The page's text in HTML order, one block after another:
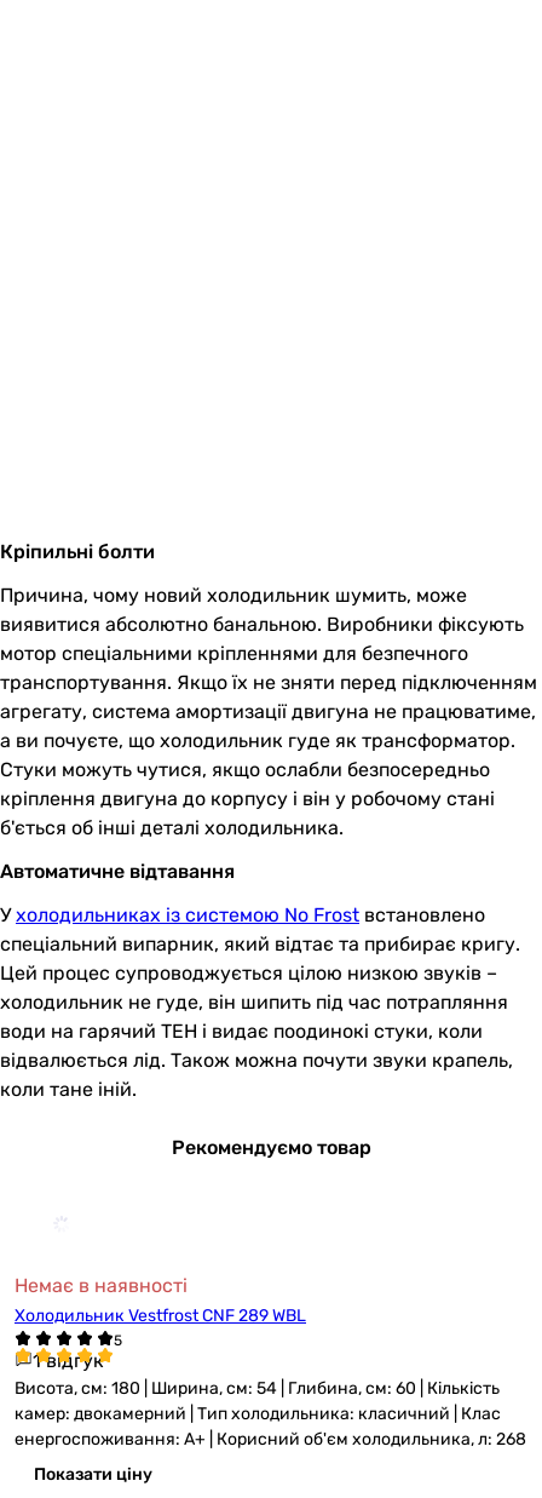
Кріпильні болти
Причина, чому новий холодильник шумить, може
виявитися абсолютно банальною. Виробники фіксують
мотор спеціальними кріпленнями для безпечного
транспортування. Якщо їх не зняти перед підключенням
агрегату, система амортизації двигуна не працюватиме,
а ви почуєте, що холодильник гуде як трансформатор.
Стуки можуть чутися, якщо ослабли безпосередньо
кріплення двигуна до корпусу і він у робочому стані
б'ється об інші деталі холодильника.
Автоматичне відтавання
Ухолодильниках із системою No Frost встановлено
спеціальний випарник, який відтає та прибирає кригу.
Цей процес супроводжується цілою низкою звуків –
холодильник не гуде, він шипить під час потрапляння
води на гарячий ТЕН і видає поодинокі стуки, коли
відвалюється лід. Також можна почути звуки крапель,
коли тане іній.
Рекомендуємо товар
Немає в наявності
Холодильник Vestfrost CNF 289 WBL
1 відгук
Висота, см: 180 | Ширина, см: 54 | Глибина, см: 60 | Кількість
камер: двокамерний | Тип холодильника: класичний | Клас
енергоспоживання: A+ | Корисний об'єм холодильника, л: 268
Показати ціну